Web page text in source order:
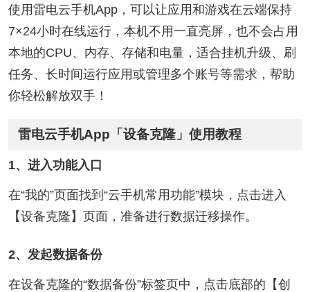
使用雷电云手机App，可以让应用和游戏在云端保持
7×24小时在线运行，本机不用一直亮屏，也不会占用
本地的CPU、内存、存储和电量，适合挂机升级、刷
任务、长时间运行应用或管理多个账号等需求，帮助
你轻松解放双手！
雷电云手机App「设备克隆」使用教程
1、进入功能入口
在“我的”页面找到“云手机常用功能”模块，点击进入
【设备克隆】页面，准备进行数据迁移操作。
2、发起数据备份
在设备克隆的“数据备份”标签页中，点击底部的【创